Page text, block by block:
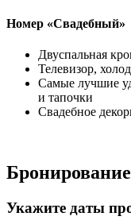
Номер «Свадебный»
Двуспальная
Телевизор,
Самые лучшие
и тапочки
Свадебное
Укажите даты